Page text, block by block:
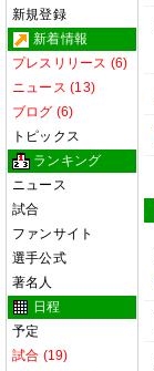
新規登録
新着情報
プレスリリース (6)
ニュース (13)
ブログ (6)
トピックス
ランキング
ニュース
試合
ファンサイト
選手公式
著名人
日程
予定
試合 (19)